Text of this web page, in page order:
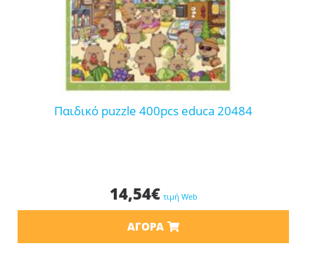
παιδικό puzzle 400pcs educa 20484
14,54€ τιμή Web
ΑΓΟΡΆ